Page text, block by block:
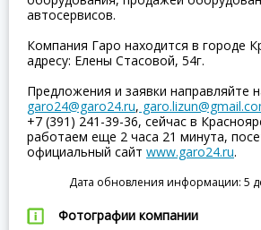
автосервисов.
Компания Гаро находится в городе
адресу: Елены Стасовой, 54г.
Предложения и заявки направляйте
garo24@garo24.ru,
+7 (391) 241-39-36, сейчас в
работаем еще 2 часа 21 минута,
официальный сайт www.garo24.ru.
Дата обновления информации: 5
Фотографии компании